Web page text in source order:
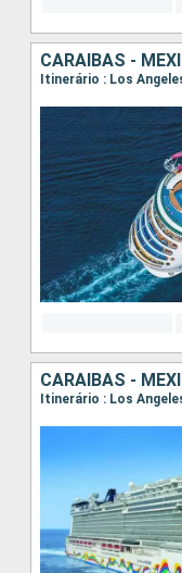
CARAIBAS -
Itinerário : Los
CARAIBAS -
Itinerário : Los